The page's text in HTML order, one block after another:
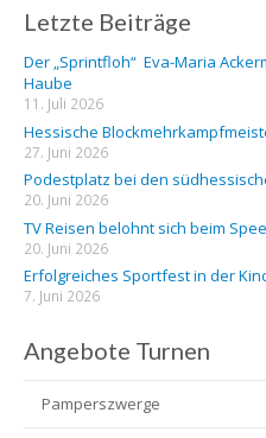
Letzte Beiträge
Der „Sprintfloh“ Eva-Maria
Haube
11. Juli 2026
Hessische
27. Juni 2026
Podestplatz bei den
20. Juni 2026
TV Reisen belohnt sich beim
20. Juni 2026
Erfolgreiches Sportfest in der
7. Juni 2026
Angebote Turnen
Pamperszwerge